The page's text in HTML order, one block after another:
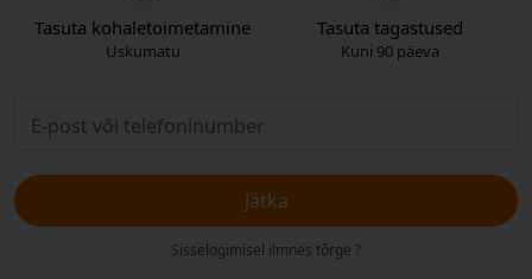
Tasuta kohaletoimetamine
Uskumatu
Tasuta tagastused
Kuni 90 päeva
Jätka
Sisselogimisel ilmnes tõrge ?